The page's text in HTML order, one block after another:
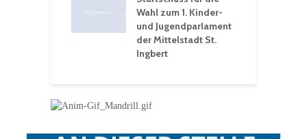
Wahl zum 1. Kinder-
und Jugendparlament
der Mittelstadt St.
Ingbert